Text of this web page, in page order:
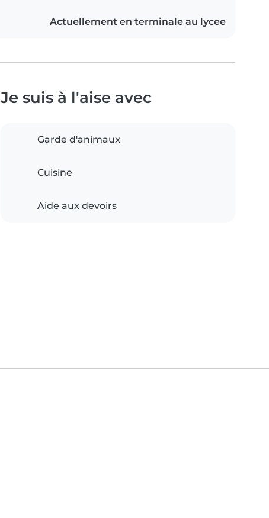
Actuellement en terminale au lycee
Je suis à l'aise avec
Garde d'animaux
Cuisine
Aide aux devoirs